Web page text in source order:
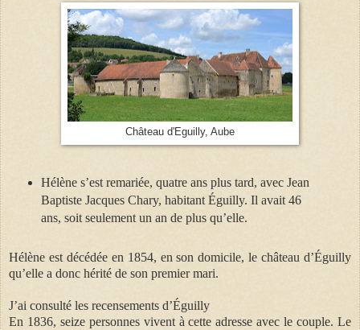
Château d'Eguilly, Aube
Hélène s’est remariée, quatre ans plus tard, avec Jean
Baptiste Jacques Chary, habitant Éguilly. Il avait 46
ans, soit seulement un an de plus qu’elle.
Hélène est décédée en 1854, en son domicile, le château d’Éguilly
qu’elle a donc hérité de son premier mari.
J’ai consulté les recensements d’Éguilly
En 1836, seize personnes vivent à cette adresse avec le couple. Le